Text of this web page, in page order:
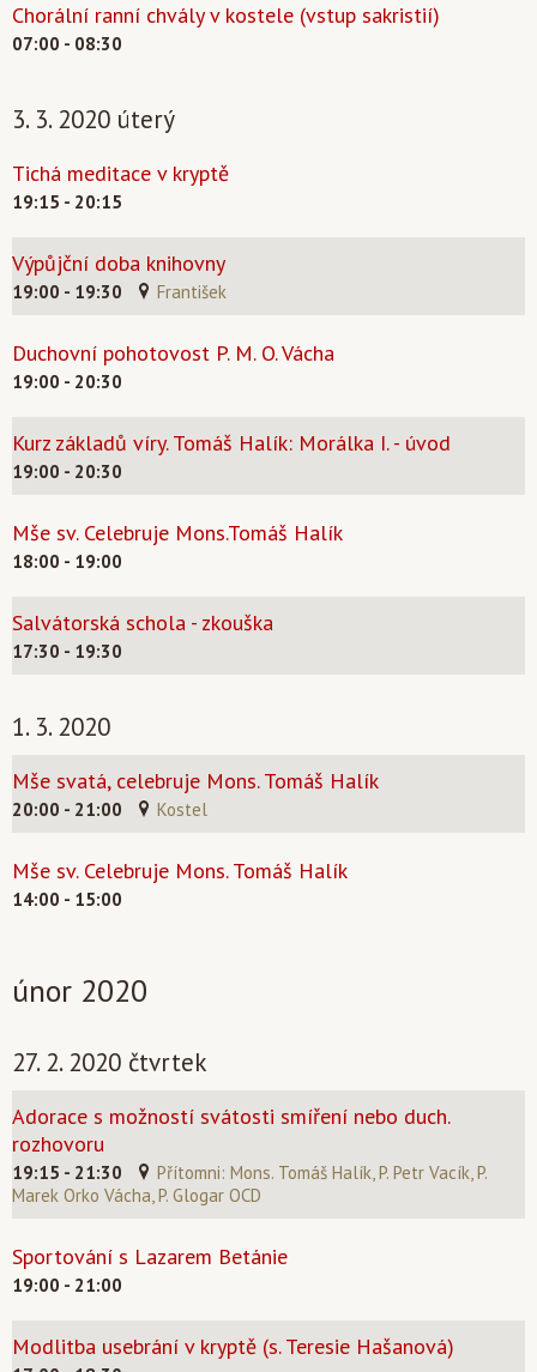
Chorální ranní chvály v kostele (vstup sakristií)
07:00 - 08:30
3. 3. 2020 úterý
Tichá meditace v kryptě
19:15 - 20:15
Výpůjční doba knihovny
19:00 - 19:30 František
Duchovní pohotovost P. M. O. Vácha
19:00 - 20:30
Kurz základů víry. Tomáš Halík: Morálka I. - úvod
19:00 - 20:30
Mše sv. Celebruje Mons.Tomáš Halík
18:00 - 19:00
Salvátorská schola - zkouška
17:30 - 19:30
1. 3. 2020
Mše svatá, celebruje Mons. Tomáš Halík
20:00 - 21:00 Kostel
Mše sv. Celebruje Mons. Tomáš Halík
14:00 - 15:00
únor 2020
27. 2. 2020 čtvrtek
Adorace s možností svátosti smíření nebo duch.
rozhovoru
19:15 - 21:30
Přítomni: Mons. Tomáš Halík, P. Petr Vacík, P.
Marek Orko Vácha, P. Glogar OCD
Sportování s Lazarem Betánie
19:00 - 21:00
Modlitba usebrání v kryptě (s. Teresie Hašanová)